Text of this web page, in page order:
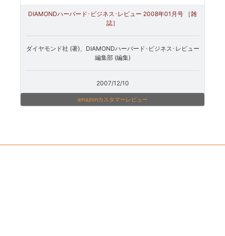
DIAMONDハーバード･ビジネス･レビュー 2008年01月号 ［雑
誌］
ダイヤモンド社 (著)、DIAMONDハーバード･ビジネス･レビュー
編集部 (編集)
2007/12/10
amazonカスタマーレビュー